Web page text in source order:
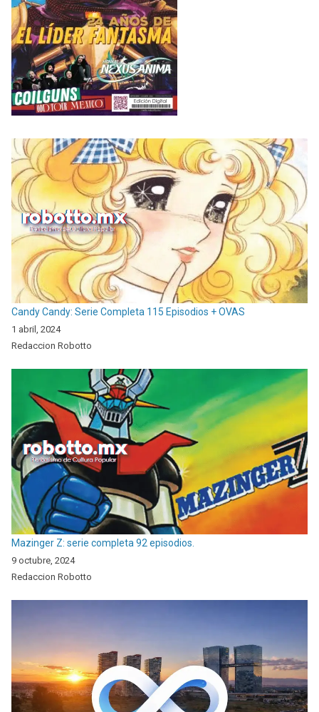
Candy Candy: Serie Completa 115 Episodios + OVAS
1 abril, 2024
Redaccion Robotto
Mazinger Z: serie completa 92 episodios.
9 octubre, 2024
Redaccion Robotto